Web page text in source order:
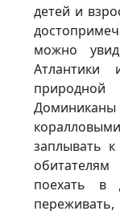
детей и
можно
заплывать
поехать в